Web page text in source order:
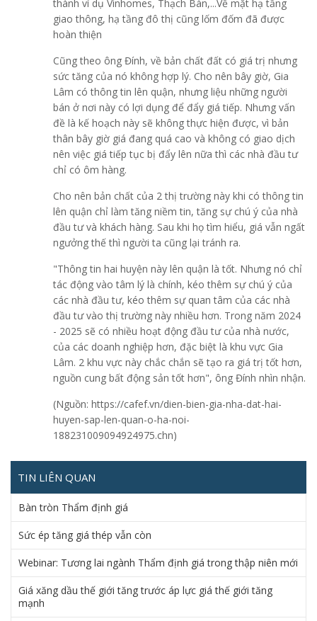
thành ví dụ Vinhomes, Thạch Bàn,...Về mặt hạ tầng
giao thông, hạ tầng đô thị cũng lốm đốm đã được
hoàn thiện
Cũng theo ông Đính, về bản chất đất có giá trị nhưng
sức tăng của nó không hợp lý. Cho nên bây giờ, Gia
Lâm có thông tin lên quận, nhưng liệu những người
bán ở nơi này có lợi dụng để đẩy giá tiếp. Nhưng vấn
đề là kế hoạch này sẽ không thực hiện được, vì bản
thân bây giờ giá đang quá cao và không có giao dịch
nên việc giá tiếp tục bị đẩy lên nữa thì các nhà đầu tư
chỉ có ôm hàng.
Cho nên bản chất của 2 thị trường này khi có thông tin
lên quận chỉ làm tăng niềm tin, tăng sự chú ý của nhà
đầu tư và khách hàng. Sau khi họ tìm hiểu, giá vẫn ngất
ngưởng thế thì người ta cũng lại tránh ra.
"Thông tin hai huyện này lên quận là tốt. Nhưng nó chỉ
tác động vào tâm lý là chính, kéo thêm sự chú ý của
các nhà đầu tư, kéo thêm sự quan tâm của các nhà
đầu tư vào thị trường này nhiều hơn. Trong năm 2024
- 2025 sẽ có nhiều hoạt động đầu tư của nhà nước,
của các doanh nghiệp hơn, đặc biệt là khu vực Gia
Lâm. 2 khu vực này chắc chắn sẽ tạo ra giá trị tốt hơn,
nguồn cung bất động sản tốt hơn", ông Đính nhìn nhận.
(Nguồn: https://cafef.vn/dien-bien-gia-nha-dat-hai-
huyen-sap-len-quan-o-ha-noi-
188231009094924975.chn)
TIN LIÊN QUAN
Bàn tròn Thẩm định giá
Sức ép tăng giá thép vẫn còn
Webinar: Tương lai ngành Thẩm định giá trong thập niên mới
Giá xăng dầu thế giới tăng trước áp lực giá thế giới tăng
mạnh